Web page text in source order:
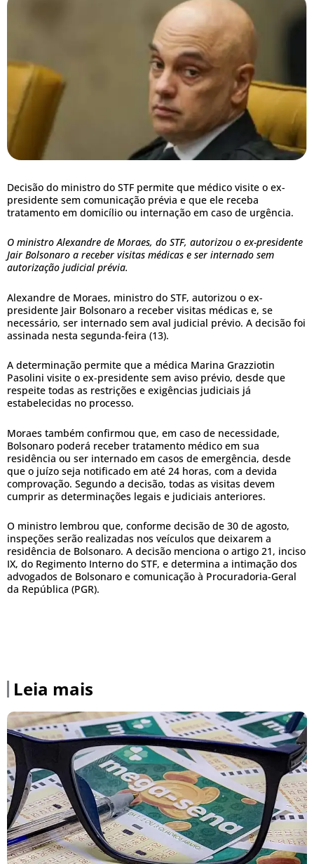
Decisão do ministro do STF permite que médico visite o ex-
presidente sem comunicação prévia e que ele receba
tratamento em domicílio ou internação em caso de urgência.
O ministro Alexandre de Moraes, do STF, autorizou o ex-presidente
Jair Bolsonaro a receber visitas médicas e ser internado sem
autorização judicial prévia.
Alexandre de Moraes, ministro do STF, autorizou o ex-
presidente Jair Bolsonaro a receber visitas médicas e, se
necessário, ser internado sem aval judicial prévio. A decisão foi
assinada nesta segunda-feira (13).
A determinação permite que a médica Marina Grazziotin
Pasolini visite o ex-presidente sem aviso prévio, desde que
respeite todas as restrições e exigências judiciais já
estabelecidas no processo.
Moraes também confirmou que, em caso de necessidade,
Bolsonaro poderá receber tratamento médico em sua
residência ou ser internado em casos de emergência, desde
que o juízo seja notificado em até 24 horas, com a devida
comprovação. Segundo a decisão, todas as visitas devem
cumprir as determinações legais e judiciais anteriores.
O ministro lembrou que, conforme decisão de 30 de agosto,
inspeções serão realizadas nos veículos que deixarem a
residência de Bolsonaro. A decisão menciona o artigo 21, inciso
IX, do Regimento Interno do STF, e determina a intimação dos
advogados de Bolsonaro e comunicação à Procuradoria-Geral
da República (PGR).
Leia mais